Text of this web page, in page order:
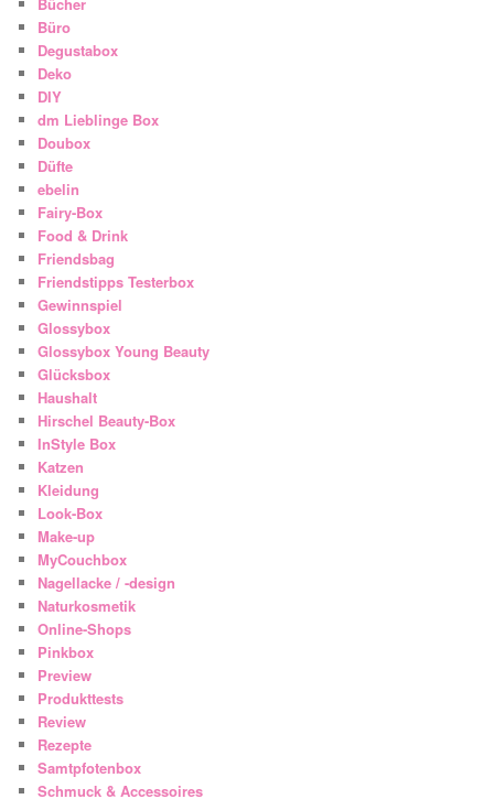
Büro
Degustabox
Deko
DIY
dm Lieblinge Box
Doubox
Düfte
ebelin
Fairy-Box
Food & Drink
Friendsbag
Friendstipps Testerbox
Gewinnspiel
Glossybox
Glossybox Young Beauty
Glücksbox
Haushalt
Hirschel Beauty-Box
InStyle Box
Katzen
Kleidung
Look-Box
Make-up
MyCouchbox
Nagellacke / -design
Naturkosmetik
Online-Shops
Pinkbox
Preview
Produkttests
Review
Rezepte
Samtpfotenbox
Schmuck & Accessoires